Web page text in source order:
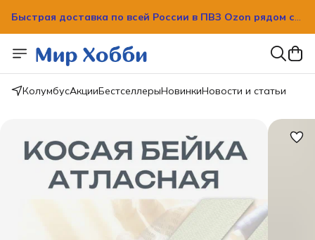
вашим домом!
вашим домом!
КолумбусАкцииБестселлерыНовинкиНовости и статьи